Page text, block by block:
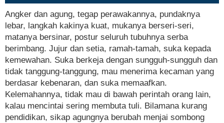
Angker dan agung, tegap perawakannya, pundaknya
lebar, langkah kakinya kuat, mukanya berseri-seri,
matanya bersinar, postur seluruh tubuhnya serba
berimbang. Jujur dan setia, ramah-tamah, suka kepada
kemewahan. Suka berkeja dengan sungguh-sungguh dan
tidak tanggung-tanggung, mau menerima kecaman yang
berdasar kebenaran, dan suka memaafkan.
Kelemahannya, tidak mau di bawah perintah orang lain,
kalau mencintai sering membuta tuli. Bilamana kurang
pendidikan, sikap agungnya berubah menjai sombong